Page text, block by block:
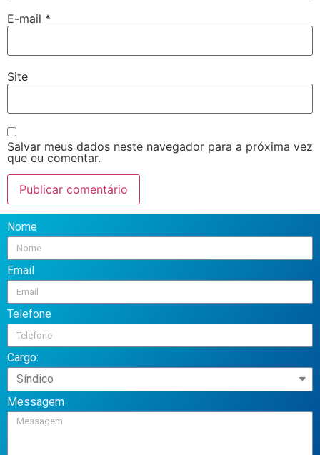
E-mail *
Site
Salvar meus dados neste navegador para a próxima vez
que eu comentar.
Nome
Email
Telefone
Cargo:
Messagem